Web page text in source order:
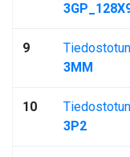
9
3MM
10
3P2